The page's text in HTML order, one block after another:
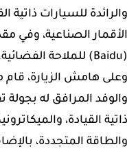
والرائدة للسيارات ذاتية
الأقمار الصناعية، وفي
(Baidu) للملاحة الفضائية.
وعلى هامش الزيارة، قام
والوفد المرافق له
ذاتية القيادة،
والطاقة المتجددة،